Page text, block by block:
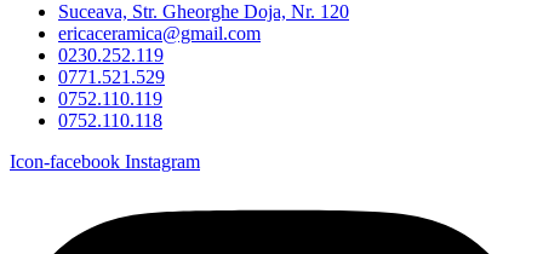
Suceava, Str. Gheorghe Doja, Nr. 120
ericaceramica@gmail.com
0230.252.119
0771.521.529
0752.110.119
0752.110.118
Icon-facebook Instagram